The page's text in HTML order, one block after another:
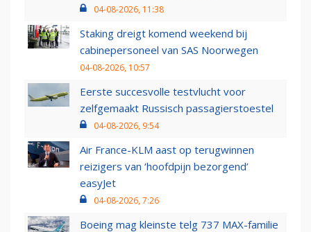
04-08-2026, 11:38
Staking dreigt komend weekend bij
cabinepersoneel van SAS Noorwegen
04-08-2026, 10:57
Eerste succesvolle testvlucht voor
zelfgemaakt Russisch passagierstoestel
04-08-2026, 9:54
Air France-KLM aast op terugwinnen
reizigers van ‘hoofdpijn bezorgend’
easyJet
04-08-2026, 7:26
Boeing mag kleinste telg 737 MAX-familie